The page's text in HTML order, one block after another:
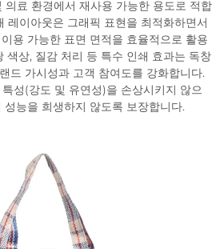
의료 환경에서 재사용 가능한 용도로 적합
레이아웃은 그래픽 표현을 최적화하면서
용 가능한 표면 면적을 효율적으로 활용
색상, 질감 처리 등 특수 인쇄 효과는 독창
드 가시성과 고객 참여도를 강화합니다.
성(강도 및 유연성)을 손상시키지 않으
능을 희생하지 않도록 보장합니다.